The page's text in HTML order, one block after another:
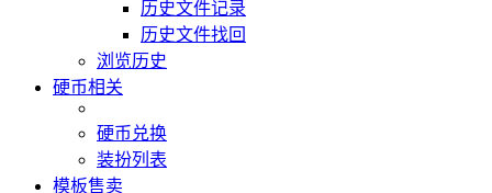
历史文件记录
历史文件找回
浏览历史
硬币相关
硬币兑换
装扮列表
模板售卖